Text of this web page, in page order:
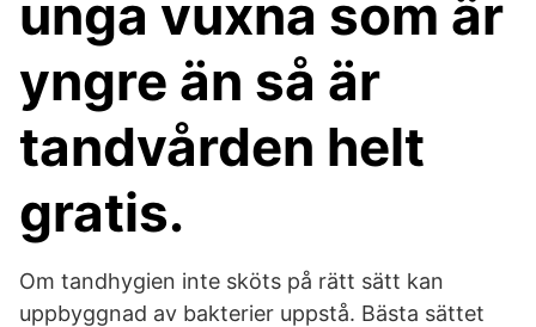
unga vuxna som är
yngre än så är
tandvården helt
gratis.
Om tandhygien inte sköts på rätt sätt kan
uppbyggnad av bakterier uppstå. Bästa sättet